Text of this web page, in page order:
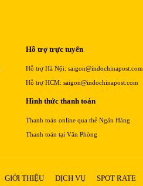
Hỗ trợ trực tuyến
Hỗ trợ Hà Nội: saigon@indochinapost.com
Hỗ trợ HCM: saigon@indochinapost.com
Hình thức thanh toán
Thanh toán online qua thẻ Ngân Hàng
Thanh toán tại Văn Phòng
GIỚI THIỆU DỊCH VỤ SPOT RATE